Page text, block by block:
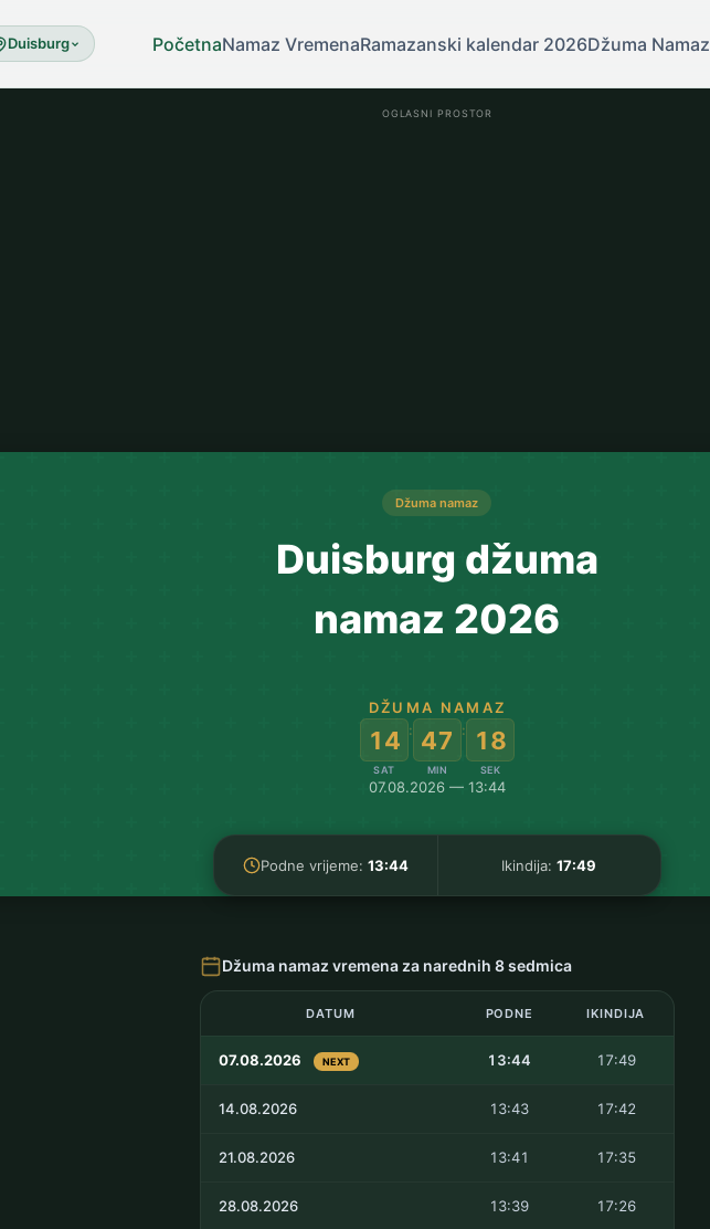
Duisburg PočetnaNamaz VremenaRamazanski kalendar 2026Džuma Namaz
OGLASNI PROSTOR
Džuma namaz
Duisburg džuma
namaz 2026
DŽUMA NAMAZ
14
SAT
: 47
MIN
: 18
SEK
07.08.2026 — 13:44
Podne vrijeme: 13:44 Ikindija:17:49
Džuma namaz vremena za narednih 8 sedmica
DATUM PODNE IKINDIJA
07.08.2026 NEXT 13:44 17:49
14.08.2026 13:43 17:42
21.08.2026 13:41 17:35
28.08.2026 13:39 17:26